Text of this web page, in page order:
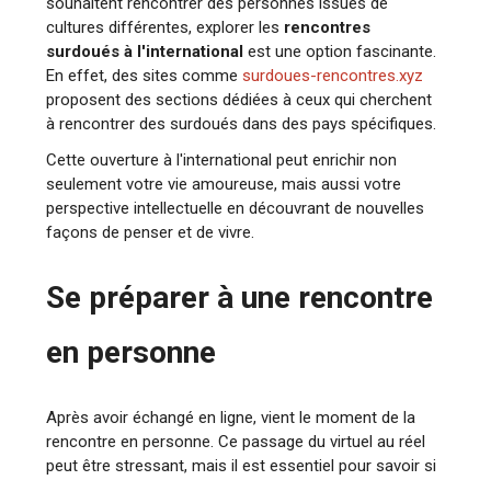
cultures différentes, explorer les rencontres
surdoués à l'international est une option fascinante.
En effet, des sites commesurdoues-rencontres.xyz
proposent des sections dédiées à ceux qui cherchent
à rencontrer des surdoués dans des pays spécifiques.
Cette ouverture à l'international peut enrichir non
seulement votre vie amoureuse, mais aussi votre
perspective intellectuelle en découvrant de nouvelles
façons de penser et de vivre.
Se préparer à une rencontre
en personne
Après avoir échangé en ligne, vient le moment de la
rencontre en personne. Ce passage du virtuel au réel
peut être stressant, mais il est essentiel pour savoir si